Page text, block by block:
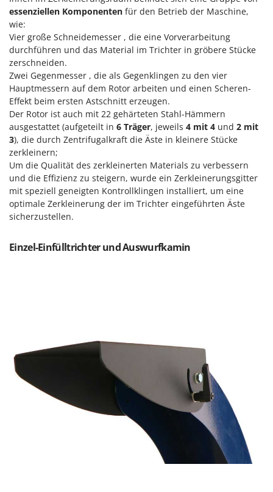
Makita
Marcato
Marina Systems
Master
Mastercook
McCulloch
MCH
Michelin
Mille
Minox
Mockmill
MOSA
Nilfisk
Novatec
essenziellen Komponenten für den Betrieb der Maschine,
wie:
Vier große Schneidemesser , die eine Vorverarbeitung
durchführen und das Material im Trichter in gröbere Stücke
zerschneiden.
Zwei Gegenmesser , die als Gegenklingen zu den vier
Hauptmessern auf dem Rotor arbeiten und einen Scheren-
Effekt beim ersten Astschnitt erzeugen.
Der Rotor ist auch mit 22 gehärteten Stahl-Hämmern
ausgestattet (aufgeteilt in 6 Träger, jeweils 4 mit 4 und 2 mit
3), die durch Zentrifugalkraft die Äste in kleinere Stücke
zerkleinern;
Um die Qualität des zerkleinerten Materials zu verbessern
und die Effizienz zu steigern, wurde ein Zerkleinerungsgitter
mit speziell geneigten Kontrollklingen installiert, um eine
optimale Zerkleinerung der im Trichter eingeführten Äste
sicherzustellen.
Einzel-Einfülltrichter und Auswurfkamin